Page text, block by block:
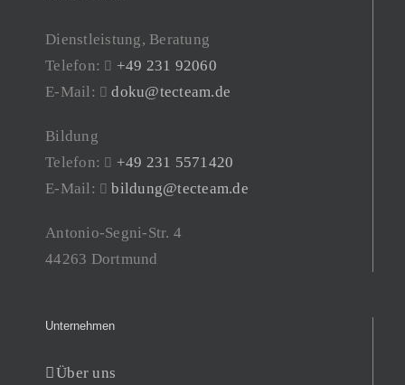
Dienstleistung, Beratung
Telefon:
+49 231 92060
E-Mail:
doku@tecteam.de
Bildung
Telefon:
+49 231 5571420
E-Mail:
bildung@tecteam.de
Antonio-Segni-Str. 4
44263 Dortmund
Unternehmen
Über uns